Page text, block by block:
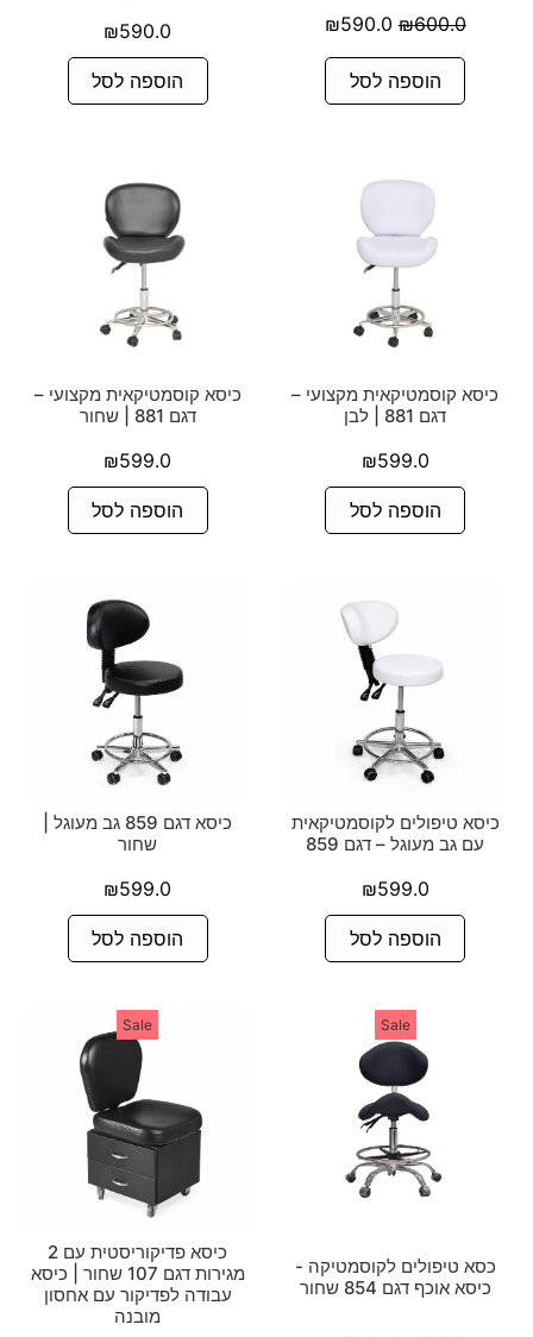
₪600.0
₪590.0
הוספה לסל
₪590.0
הוספה לסל
כיסא קוסמטיקאית מקצועי –
דגם 881 | לבן
₪599.0
הוספה לסל
כיסא קוסמטיקאית מקצועי –
דגם 881 | שחור
₪599.0
הוספה לסל
כיסא טיפולים לקוסמטיקאית
עם גב מעוגל – דגם 859
₪599.0
הוספה לסל
כיסא דגם 859 גב מעוגל |
שחור
₪599.0
הוספה לסל
Sale
כסא טיפולים לקוסמטיקה -
כיסא אוכף דגם 854 שחור
Sale
כיסא פדיקוריסטית עם 2
מגירות דגם 107 שחור | כיסא
עבודה לפדיקור עם אחסון
מובנה